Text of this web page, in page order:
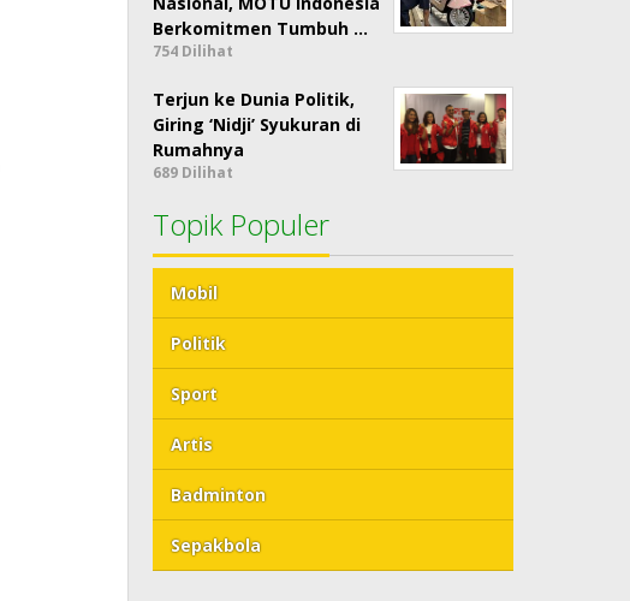
Berkomitmen Tumbuh …
754 Dilihat
Terjun ke Dunia Politik,
Giring ‘Nidji’ Syukuran di
Rumahnya
689 Dilihat
Topik Populer
Mobil
Politik
Sport
Artis
Badminton
Sepakbola